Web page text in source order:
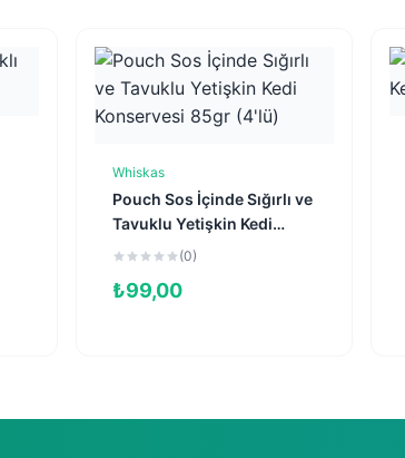
Whiskas
Pouch Sos İçinde Sığırlı ve
Tavuklu Yetişkin Kedi
Konservesi 85gr (4'lü)
(0)
₺99,00